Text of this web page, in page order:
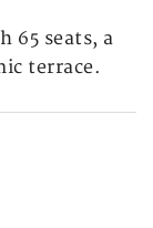
65 seats, a
terrace.